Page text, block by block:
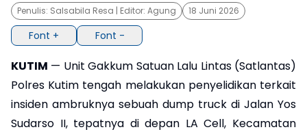
Penulis: Salsabila Resa | Editor: Agung 18 Juni 2026
Font + Font -
KUTIM — Unit Gakkum Satuan Lalu Lintas (Satlantas)
Polres Kutim tengah melakukan penyelidikan terkait
insiden ambruknya sebuah dump truck di Jalan Yos
Sudarso II, tepatnya di depan LA Cell, Kecamatan